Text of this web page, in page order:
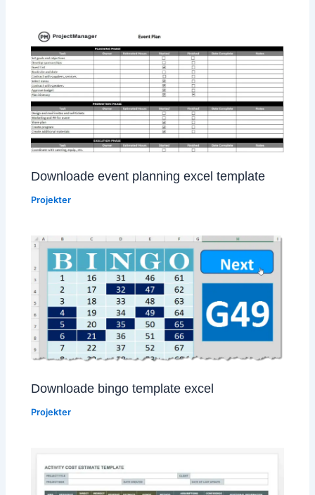
Downloade event planning excel template
Projekter
Downloade bingo template excel
Projekter